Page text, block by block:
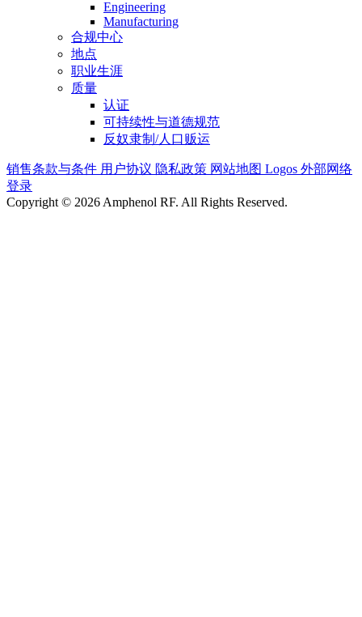
Engineering
Manufacturing
合规中心
地点
职业生涯
质量
认证
可持续性与道德规范
反奴隶制/人口贩运
销售条款与条件 用户协议 隐私政策 网站地图 Logos 外部网络
登录
Copyright © 2026 Amphenol RF. All Rights Reserved.